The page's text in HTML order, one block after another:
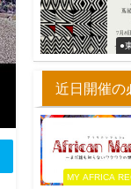
●
近日開催の
MY AFRICA